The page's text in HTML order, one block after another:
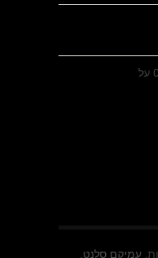
על
עמיקם סלנט.